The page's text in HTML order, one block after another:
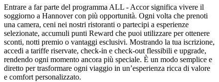
Entrare a far parte del programma ALL - Accor significa vivere il
soggiorno a Hannover con più opportunità. Ogni volta che prenoti
una camera, ceni nei nostri ristoranti o partecipi a esperienze
selezionate, accumuli punti Reward che puoi utilizzare per ottenere
sconti, notti premio o vantaggi esclusivi. Mostrando la tua iscrizione,
accedi a tariffe riservate, check-in e check-out flessibili e upgrade,
rendendo ogni momento ancora più speciale. È un modo semplice e
diretto per trasformare ogni viaggio in un’esperienza ricca di valore
e comfort personalizzato.